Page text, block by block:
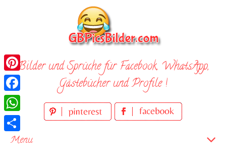
Bilder und Sprüche für Facebook, WhatsApp,
Gästebücher und Profile !
Menu
Pinterest
Facebook
WhatsApp
Teilen